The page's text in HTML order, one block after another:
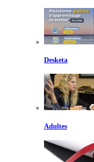
Desketa
Adultes